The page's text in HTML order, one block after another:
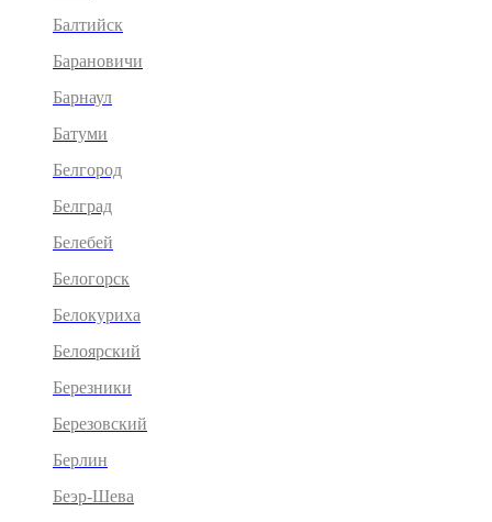
Балтийск
Барановичи
Барнаул
Батуми
Белгород
Белград
Белебей
Белогорск
Белокуриха
Белоярский
Березники
Березовский
Берлин
Беэр-Шева